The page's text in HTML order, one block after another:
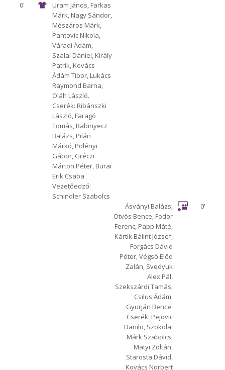
1912 Előre
0'
Uram János, Farkas
Márk, Nagy Sándor,
Mészáros Márk,
Pantovic Nikola,
Váradi Ádám,
Szalai Dániel, Király
Patrik, Kovács
Ádám Tibor, Lukács
Raymond Barna,
Oláh László.
Cserék: Ribánszki
László, Faragó
Tomás, Babinyecz
Balázs, Pilán
Márkó, Polényi
Gábor, Gréczi
Márton Péter, Burai
Erik Csaba.
Vezetőedző:
Schindler Szabolcs
0'
Ásványi Balázs,
Ötvös Bence, Fodor
Ferenc, Papp Máté,
Kártik Bálint József,
Forgács Dávid
Péter, Végső Előd
Zalán, Svedyuk
Alex Pál,
Szekszárdi Tamás,
Csilus Ádám,
Gyurján Bence.
Cserék: Pejovic
Danilo, Szokolai
Márk Szabolcs,
Matyi Zoltán,
Starosta Dávid,
Kovács Norbert